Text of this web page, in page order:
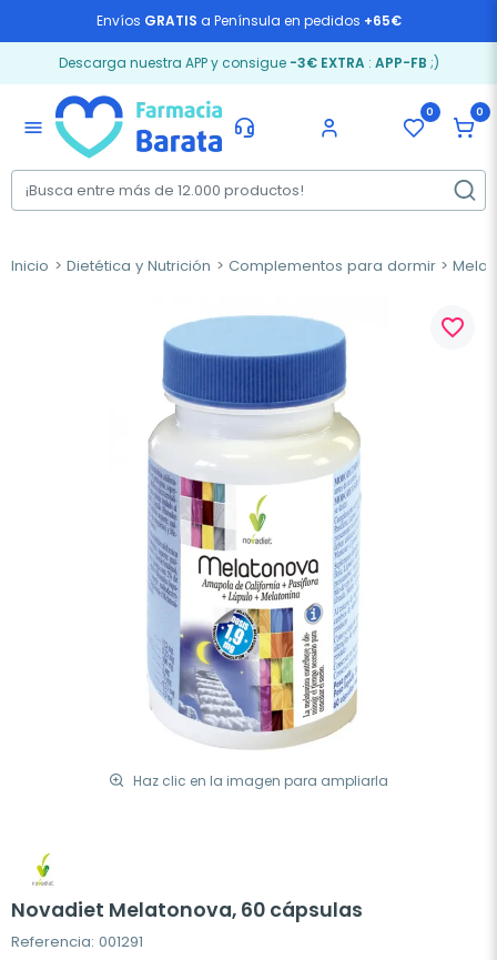
Envíos GRATIS a Península en pedidos +65€
Descarga nuestra APP y consigue -3€ EXTRA: APP-FB ;)
menu
0 0
Inicio Dietética y Nutrición Complementos para dormir
Haz clic en la imagen para ampliarla
favorite_border
Novadiet Melatonova, 60 cápsulas
Referencia: 001291